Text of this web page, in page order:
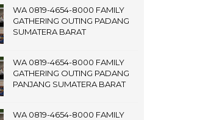
WA 0819-4654-8000 FAMILY
GATHERING OUTING PADANG
SUMATERA BARAT
WA 0819-4654-8000 FAMILY
GATHERING OUTING PADANG
PANJANG SUMATERA BARAT
WA 0819-4654-8000 FAMILY